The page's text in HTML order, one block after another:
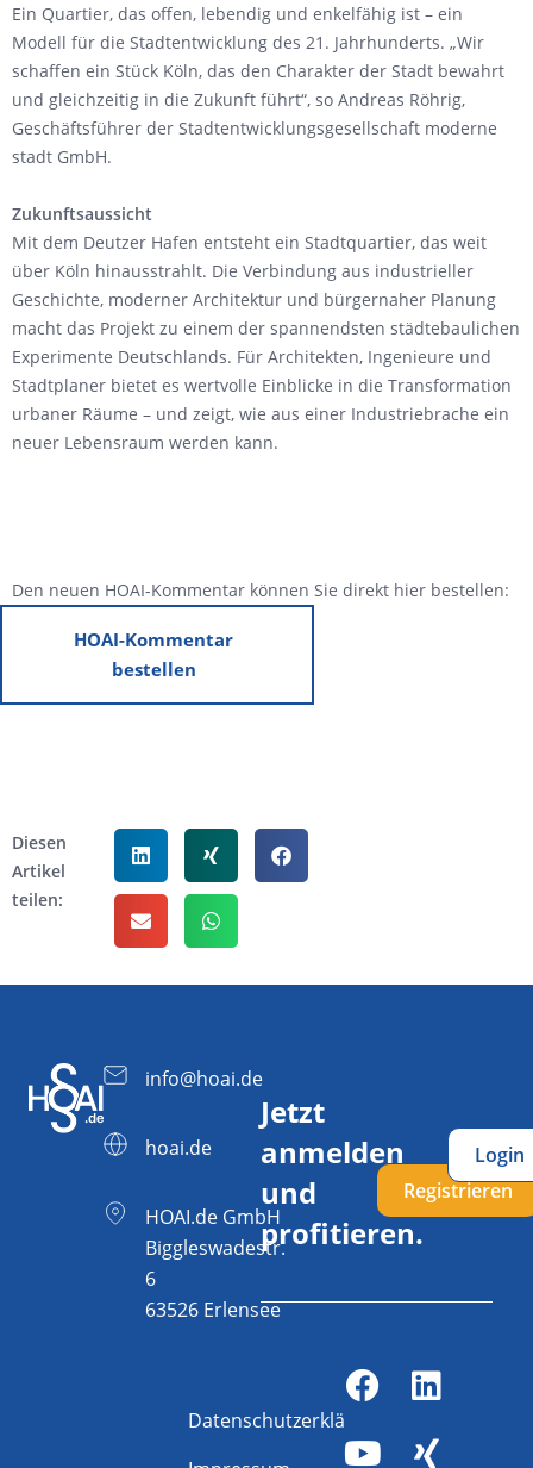
Ein Quartier, das offen, lebendig und enkelfähig ist – ein
Modell für die Stadtentwicklung des 21. Jahrhunderts. „Wir
schaffen ein Stück Köln, das den Charakter der Stadt bewahrt
und gleichzeitig in die Zukunft führt“, so Andreas Röhrig,
Geschäftsführer der Stadtentwicklungsgesellschaft moderne
stadt GmbH.
Zukunftsaussicht
Mit dem Deutzer Hafen entsteht ein Stadtquartier, das weit
über Köln hinausstrahlt. Die Verbindung aus industrieller
Geschichte, moderner Architektur und bürgernaher Planung
macht das Projekt zu einem der spannendsten städtebaulichen
Experimente Deutschlands. Für Architekten, Ingenieure und
Stadtplaner bietet es wertvolle Einblicke in die Transformation
urbaner Räume – und zeigt, wie aus einer Industriebrache ein
neuer Lebensraum werden kann.
Den neuen HOAI-Kommentar können Sie direkt hier bestellen:
HOAI-Kommentar
bestellen
Diesen
Artikel
teilen:
info@hoai.de
hoai.de
HOAI.de GmbH
Biggleswadestr.
6
63526 Erlensee
Jetzt
anmelden
und
profitieren.
Registrieren
Login
Datenschutzerklärung